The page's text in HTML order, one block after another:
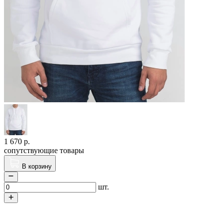
1 670 р.
сопутствующие товары
В корзину
шт.